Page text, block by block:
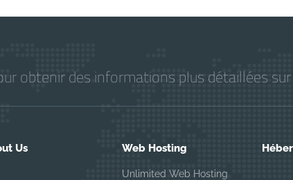
obtenir des informations plus détaillées
Us Web Hosting
Unlimited Web Hosting